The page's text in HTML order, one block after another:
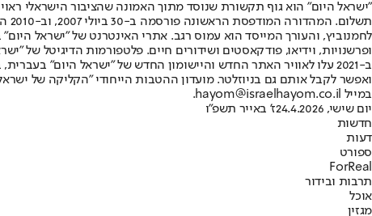
"ישראל היום" הוא גוף תקשורת שנוסד מתוך האמונה שהציבור הישראלי
ופרשנויות, וידיאו, פודקאסטים ושידורים חיים. פלטפורמות הדיגיטל של
ב-2021 עלו לאוויר האתר החדש והיישומון החדש של "ישראל היום"
ואפשר לקבל אותם גם בניוזלטר. מועדון ההטבות הייחודי "הקליקה של
במייל hayom@israelhayom.co.il.
יום שישי, 24.4.2026
ז' באייר תשפ"ו
חדשות
דעות
ספורט
ForReal
תרבות ובידור
אוכל
מגזין